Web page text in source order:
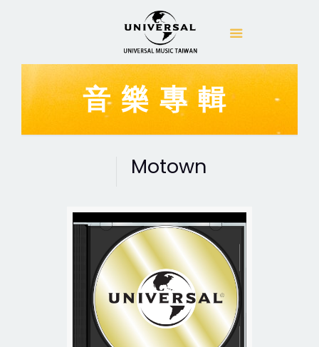
音樂專輯
Motown